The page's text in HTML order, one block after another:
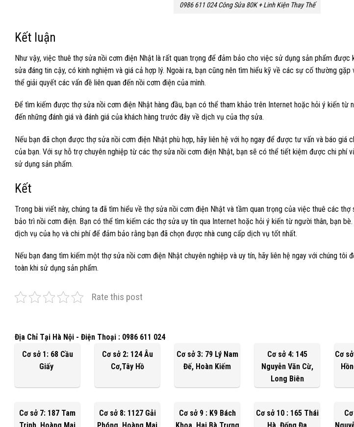
0986 611 024 Công Sửa 80K + Linh Kiện Thay Thế
Kết luận
Như vậy, việc thuê thợ sửa nồi cơm điện Nhật là rất quan trọng để đảm bảo cho việc sử dụng sản phẩm được
sửa đáng tin cậy, có kinh nghiệm và giá cả hợp lý. Ngoài ra, bạn cũng nên tìm hiểu kỹ về các sự cố thường
thể giải quyết các vấn đề liên quan đến nồi cơm điện của mình.
Để tìm kiếm được thợ sửa nồi cơm điện Nhật hàng đầu, bạn có thể tham khảo trên Internet hoặc hỏi ý kiến ​​từ
đến những đánh giá và đánh giá của khách hàng trước đây về dịch vụ của thợ sửa.
Nếu bạn đã chọn được thợ sửa nồi cơm điện Nhật phù hợp, hãy liên hệ với họ ngay để được tư vấn và báo giá
của bạn. Với sự hỗ trợ chuyên nghiệp từ các thợ sửa nồi cơm điện Nhật, bạn sẽ có thể tiết kiệm được chi phí
sử dụng sản phẩm.
Kết
Trong bài viết này, chúng ta đã tìm hiểu về thợ sửa nồi cơm điện Nhật và tầm quan trọng của việc thuê các
bảo trì nồi cơm điện. Bạn có thể tìm kiếm các thợ sửa uy tín qua Internet hoặc hỏi ý kiến ​​từ người thân, bạn
dịch vụ của họ và chi phí để đảm bảo rằng bạn đã chọn được nhà cung cấp dịch vụ tốt nhất.
Nếu bạn đang tìm kiếm một thợ sửa nồi cơm điện Nhật chuyên nghiệp và uy tín, hãy liên hệ ngay với chúng
toàn khi sử dụng sản phẩm.
Rate this post
Địa Chỉ Tại Hà Nội - Điện Thoại : 0986 611 024
Cơ sở 1: 68 Cầu
Giấy
Cơ sở 2: 124 Âu
Cơ,Tây Hồ
Cơ sở 3: 79 Lý Nam
Đế, Hoàn Kiếm
Cơ sở 4: 145
Nguyễn Văn Cừ,
Long Biên
Cơ
Cơ sở 7: 187 Tam
Cơ sở 8: 1127 Gải
Cơ sở 9 : K9 Bách
Cơ sở 10 : 165 Thái